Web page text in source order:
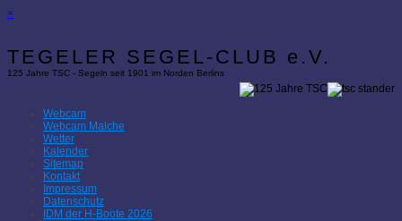
×
TEGELER SEGEL-CLUB e.V.
125 Jahre TSC - Segeln seit 1901 im Norden Berlins
Webcam
Webcam Malche
Wetter
Kalender
Sitemap
Kontakt
Impressum
Datenschutz
IDM der H-Boote 2026